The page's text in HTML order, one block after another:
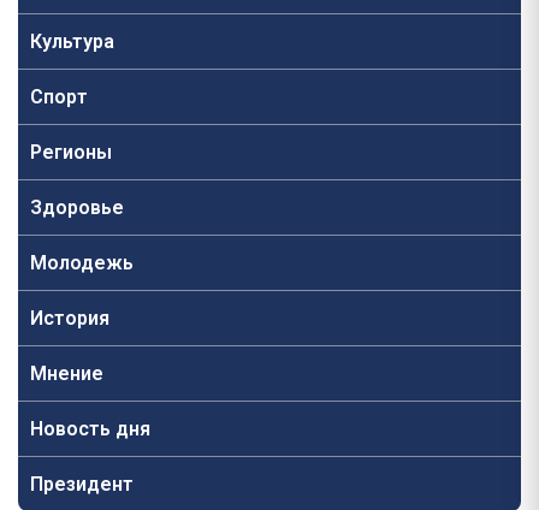
Культура
Спорт
Регионы
Здоровье
Молодежь
История
Мнение
Новость дня
Президент